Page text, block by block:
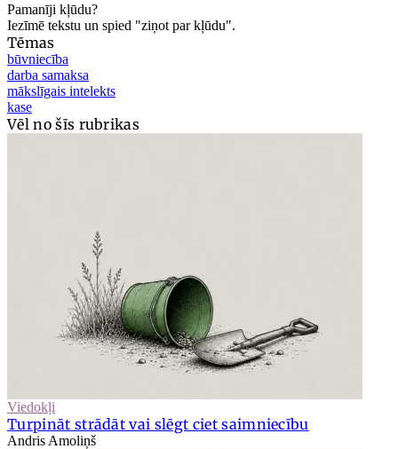
Pamanīji kļūdu?
Iezīmē tekstu un spied "ziņot par kļūdu".
Tēmas
būvniecība
darba samaksa
mākslīgais intelekts
kase
Vēl no šīs rubrikas
Viedokļi
Turpināt strādāt vai slēgt ciet saimniecību
Andris Amoliņš